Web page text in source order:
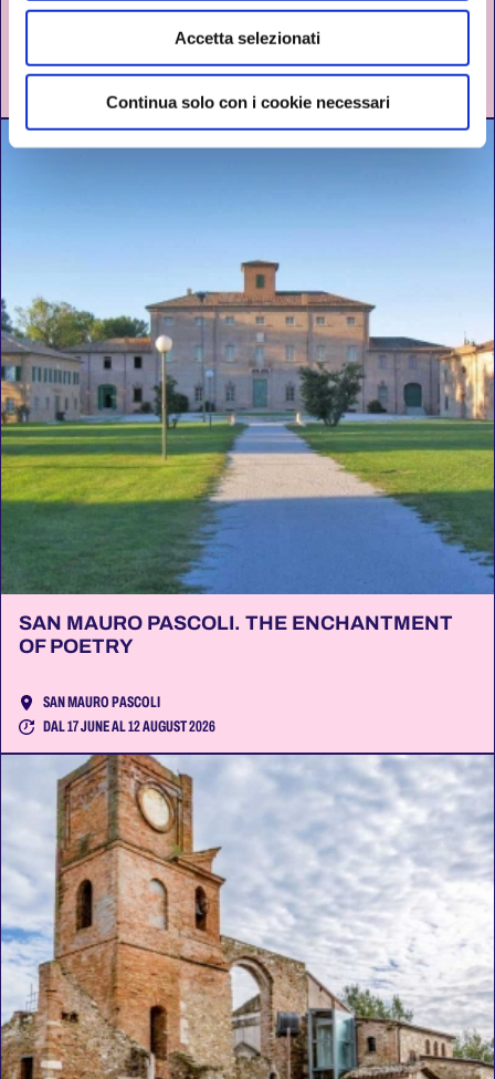
Accetta selezionati
Continua solo con i cookie necessari
ON WATER
COMACCHIO
DAL 03 JUNE AL 26 AUGUST 2026
SAN MAURO PASCOLI. THE ENCHANTMENT
OF POETRY
SAN MAURO PASCOLI
DAL 17 JUNE AL 12 AUGUST 2026